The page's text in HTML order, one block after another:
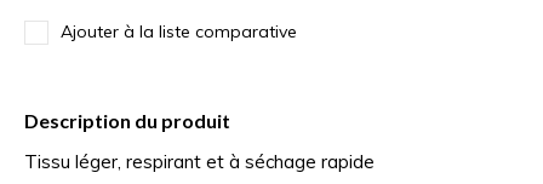
Ajouter à la liste comparative
Description du produit
Tissu léger, respirant et à séchage rapide